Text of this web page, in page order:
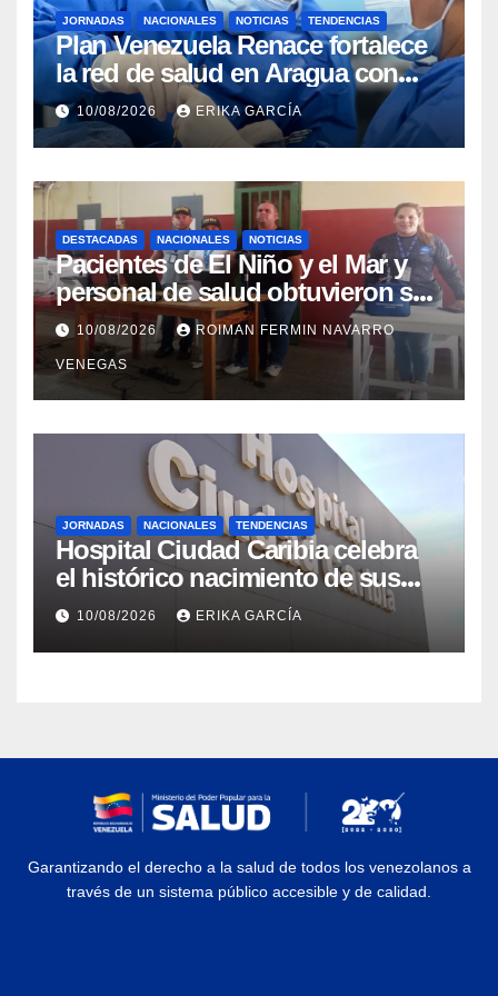
JORNADAS NACIONALES NOTICIAS TENDENCIAS
Plan Venezuela Renace fortalece
la red de salud en Aragua con
atención quirúrgica y jornadas
integrales en cuatro municipios
10/08/2026 ERIKA GARCÍA
DESTACADAS NACIONALES NOTICIAS
Pacientes de El Niño y el Mar y
personal de salud obtuvieron sus
cédulas en La Guaira
10/08/2026 ROIMAN FERMIN NAVARRO
VENEGAS
JORNADAS NACIONALES TENDENCIAS
Hospital Ciudad Caribia celebra
el histórico nacimiento de sus
primeros gemelos
10/08/2026 ERIKA GARCÍA
Garantizando el derecho a la salud de todos los venezolanos a
través de un sistema público accesible y de calidad.